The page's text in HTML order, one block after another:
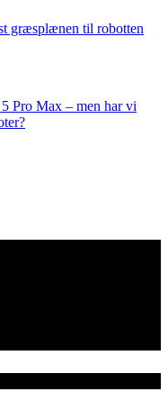
græsplænen til robotten
Pro Max – men har vi